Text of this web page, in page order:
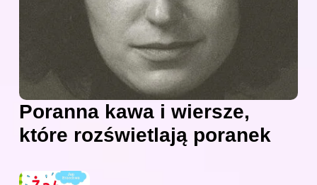
Poranna kawa i wiersze,
które rozświetlają poranek